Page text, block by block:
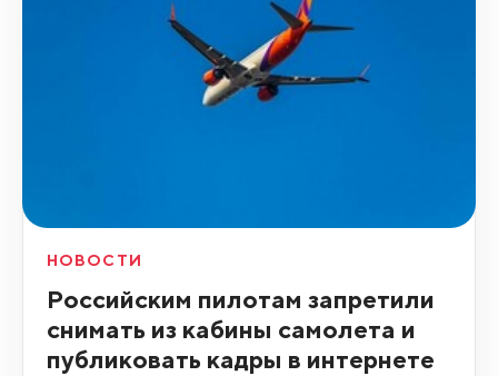
НОВОСТИ
Российским пилотам запретили
снимать из кабины самолета и
публиковать кадры в интернете